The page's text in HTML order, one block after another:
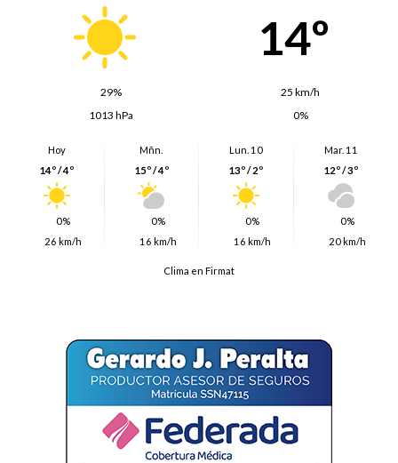
14º
29%
25 km/h
1013 hPa
0%
Hoy
14º / 4º
0%
26 km/h
Mñn.
15º / 4º
0%
16 km/h
Lun. 10
13º / 2º
0%
16 km/h
Mar. 11
12º / 3º
0%
20 km/h
Clima en Firmat